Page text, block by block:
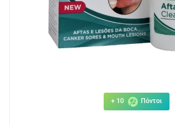
+ 10 Πόντοι